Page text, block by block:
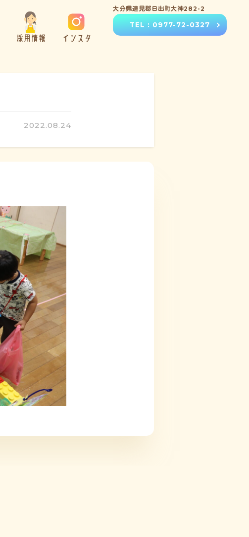
採用情報 インスタ
大分県速見郡日出町大神282-2
TEL : 0977-72-0327
2022.08.24